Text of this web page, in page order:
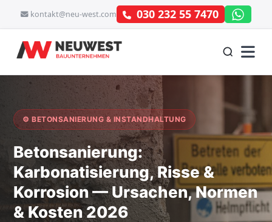
kontakt@neu-west.com 030 232 55 7470
⚙ BETONSANIERUNG & INSTANDHALTUNG
Betonsanierung:
Karbonatisierung, Risse &
Korrosion — Ursachen, Normen
& Kosten 2026